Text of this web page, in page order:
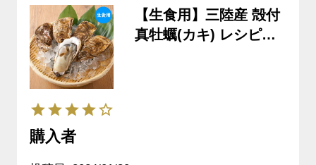
【生食用】三陸産 殻付
真牡蠣(カキ) レシピ・
購入者